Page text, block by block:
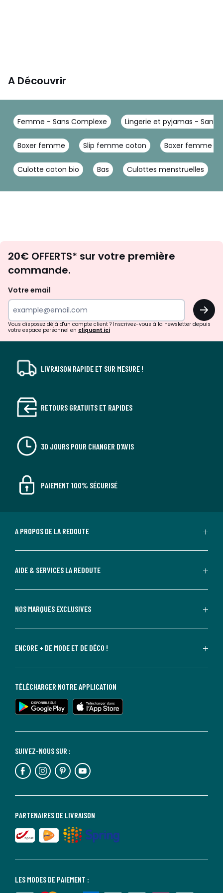
A Découvrir
Femme - Sans Complexe Lingerie et pyjamas - Sans
Boxer femme Slip femme coton Boxer femme
Culotte coton bio Bas Culottes menstruelles
d'inspirations
surprises?
20€ OFFERTS* sur votre première
commande.
Votre email
OK
Vous disposez déjà d'un compte client ? Inscrivez-vous à la newsletter depuis
votre espace personnel en cliquant ici
LIVRAISON RAPIDE ET SUR MESURE !
RETOURS GRATUITS ET RAPIDES
30 JOURS POUR CHANGER D'AVIS
PAIEMENT 100% SÉCURISÉ
A PROPOS DE LA REDOUTE
AIDE & SERVICES LA REDOUTE
NOS MARQUES EXCLUSIVES
ENCORE + DE MODE ET DE DÉCO !
LES MODES DE PAIEMENT :
PARTENAIRES DE LIVRAISON
SUIVEZ-NOUS SUR :
TÉLÉCHARGER NOTRE APPLICATION